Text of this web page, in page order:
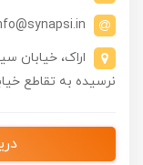
نرسیده به تقاطع